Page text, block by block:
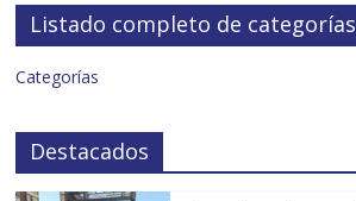
Listado completo de categorías
Categorías
Destacados